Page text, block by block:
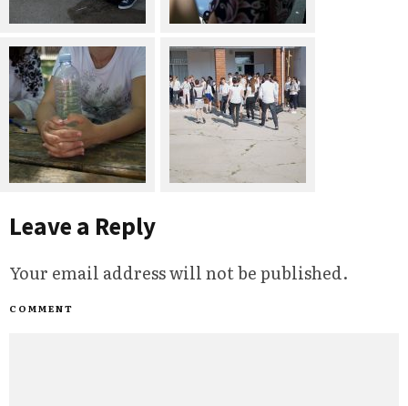
Leave a Reply
Your email address will not be published.
COMMENT